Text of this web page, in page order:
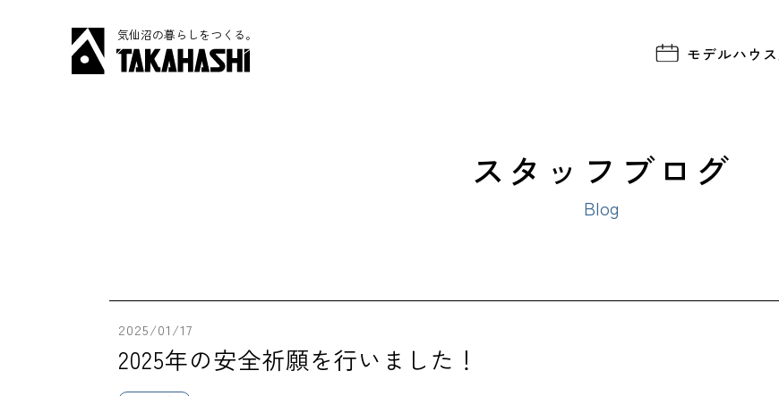
気仙沼の暮らしをつくる。
モデルハウス
スタッフブログ
Blog
2025/01/17
2025年の安全祈願を行いました！